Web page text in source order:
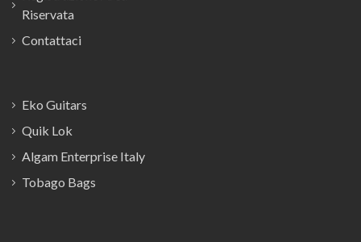
Riservata
Contattaci
Eko Guitars
Quik Lok
Algam Enterprise Italy
Tobago Bags